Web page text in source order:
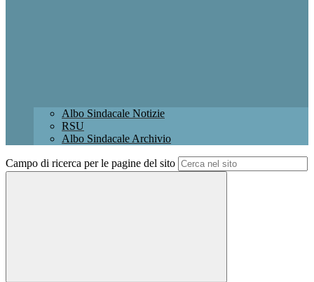
Albo Sindacale Notizie
RSU
Albo Sindacale Archivio
Campo di ricerca per le pagine del sito